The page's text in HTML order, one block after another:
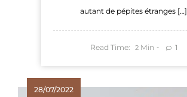
autant de pépites étranges […]
Read Time: 2 Min 1
28/07/2022